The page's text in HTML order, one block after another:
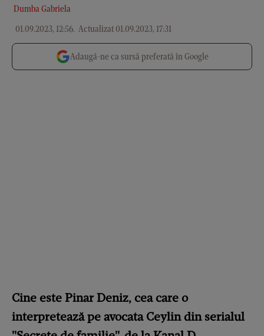
Dumba Gabriela
01.09.2023, 12:56. Actualizat 01.09.2023, 17:31
Adaugă-ne ca sursă preferată în Google
Cine este Pinar Deniz, cea care o
interpretează pe avocata Ceylin din serialul